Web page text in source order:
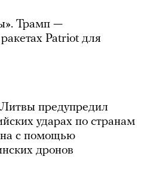
Трамп —
Patriot для
предупредил
ударах по странам
с помощью
дронов